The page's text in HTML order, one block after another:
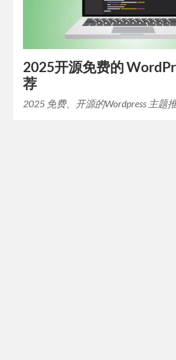
2025开源免费的
荐
2025 免费、开源的Wordpress 主题